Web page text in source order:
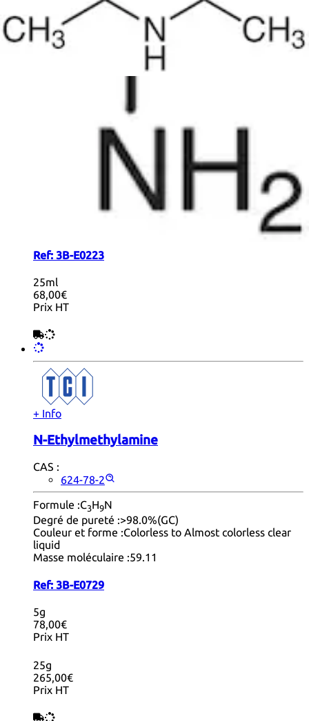
2-Ethoxyethylamine
NO
>98.0%(GC)(T)
Colorless to Almost colorless clear
Ref: 3B-E0223
25ml
68,00€
Prix HT
+ Info
N-Ethylmethylamine
CAS :
624-78-2
Formule :C3H9N
Degré de pureté :>98.0%(GC)
Couleur et forme :Colorless to Almost colorless clear
liquid
Masse moléculaire :59.11
Ref: 3B-E0729
5g
78,00€
Prix HT
25g
265,00€
Prix HT